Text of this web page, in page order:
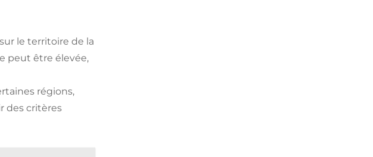
le territoire de la
peut être élevée,
régions,
des critères